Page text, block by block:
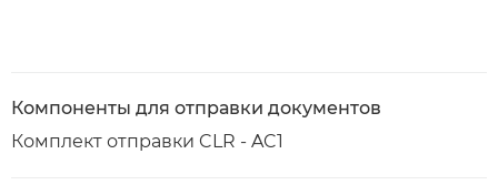
Компоненты для отправки документов
Комплект отправки CLR - AC1